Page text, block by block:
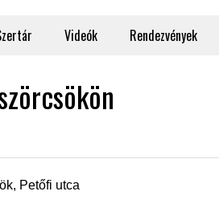
Videók Rendezvények
Petőfi utca